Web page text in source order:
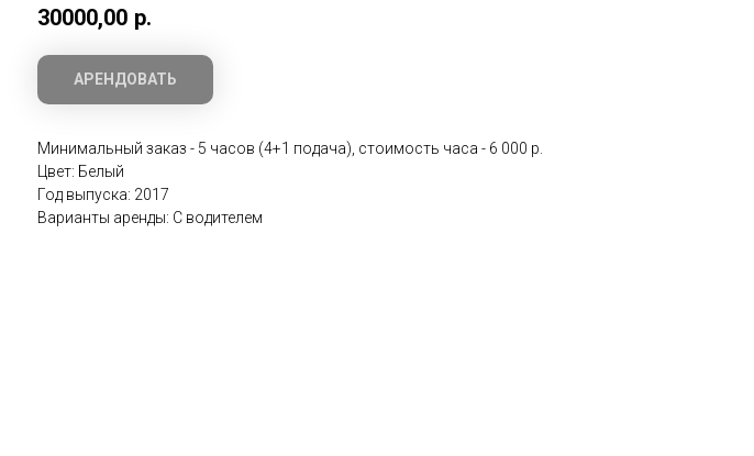
30000,00 р.
АРЕНДОВАТЬ
Минимальный заказ - 5 часов (4+1 подача), стоимость часа - 6 000 р.
Цвет: Белый
Год выпуска: 2017
Варианты аренды: С водителем